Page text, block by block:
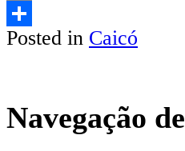
Email
Share
Posted in Caicó
Navegação